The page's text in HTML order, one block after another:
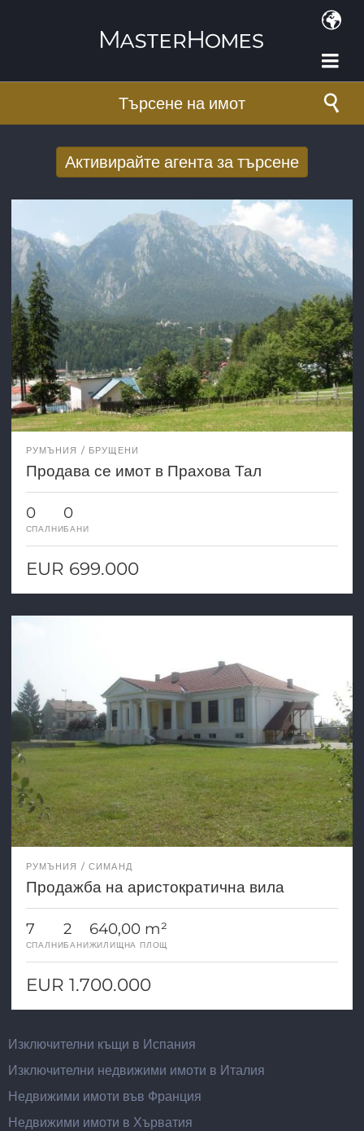
Търсене на имот
Активирайте агента за търсене
търсенето по имейл
E-mail адрес*
РУМЪНИЯ БРУЩЕНИ
Продава се имот в Прахова Тал
0
СПАЛНИ
0
БАНИ
EUR 699.000
РУМЪНИЯ СИМАНД
Продажба на аристократична вила
7
СПАЛНИ
2
БАНИ
640,00 m²
ЖИЛИЩНА ПЛОЩ
EUR 1.700.000
Изключителни къщи в Испания
Изключителни недвижими имоти в Италия
Недвижими имоти във Франция
Недвижими имоти в Хърватия